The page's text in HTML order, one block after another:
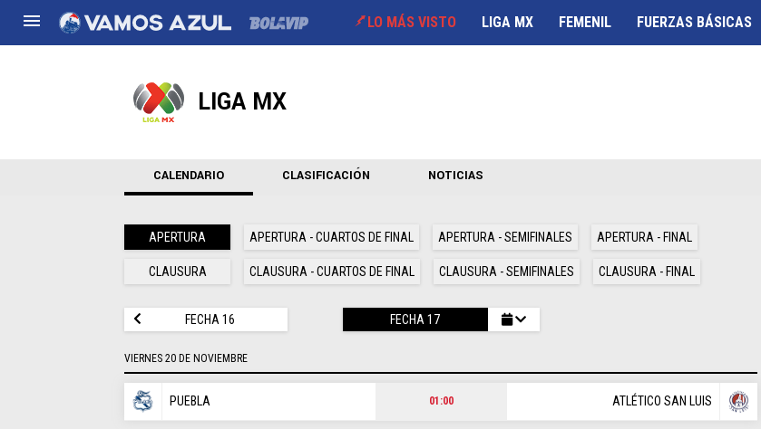
LO MÁS VISTO LIGA MX FEMENIL FUERZAS BÁSICAS
FUERA DE LA LIGA
Concachampions
LIGA MX
CALENDARIO CLASIFICACIÓN NOTICIAS
APERTURA APERTURA - CUARTOS DE FINAL APERTURA - SEMIFINALES APERTURA - FINAL
CLAUSURA CLAUSURA - CUARTOS DE FINAL CLAUSURA - SEMIFINALES CLAUSURA - FINAL
FECHA 16 FECHA 17
VIERNES 20 DE NOVIEMBRE
PUEBLA 01:00 ATLÉTICO SAN LUIS